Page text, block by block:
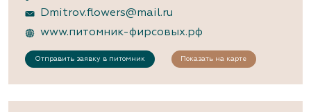
Dmitrov.flowers@mail.ru
www.питомник-фирсовых.рф
Отправить заявку в питомник Показать на карте